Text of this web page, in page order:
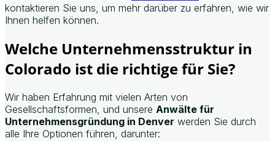
kontaktieren Sie uns, um mehr darüber zu erfahren, wie wir
Ihnen helfen können.
Welche Unternehmensstruktur in
Colorado ist die richtige für Sie?
Wir haben Erfahrung mit vielen Arten von
Gesellschaftsformen, und unsere Anwälte für
Unternehmensgründung in Denver werden Sie durch
alle Ihre Optionen führen, darunter: